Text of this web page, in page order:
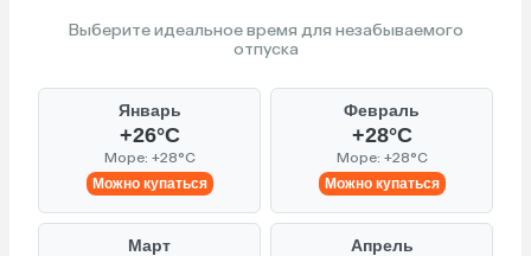
Выберите идеальное время для незабываемого
отпуска
Январь
+26°C
Море: +28°C
Можно купаться
Февраль
+28°C
Море: +28°C
Можно купаться
Март Апрель